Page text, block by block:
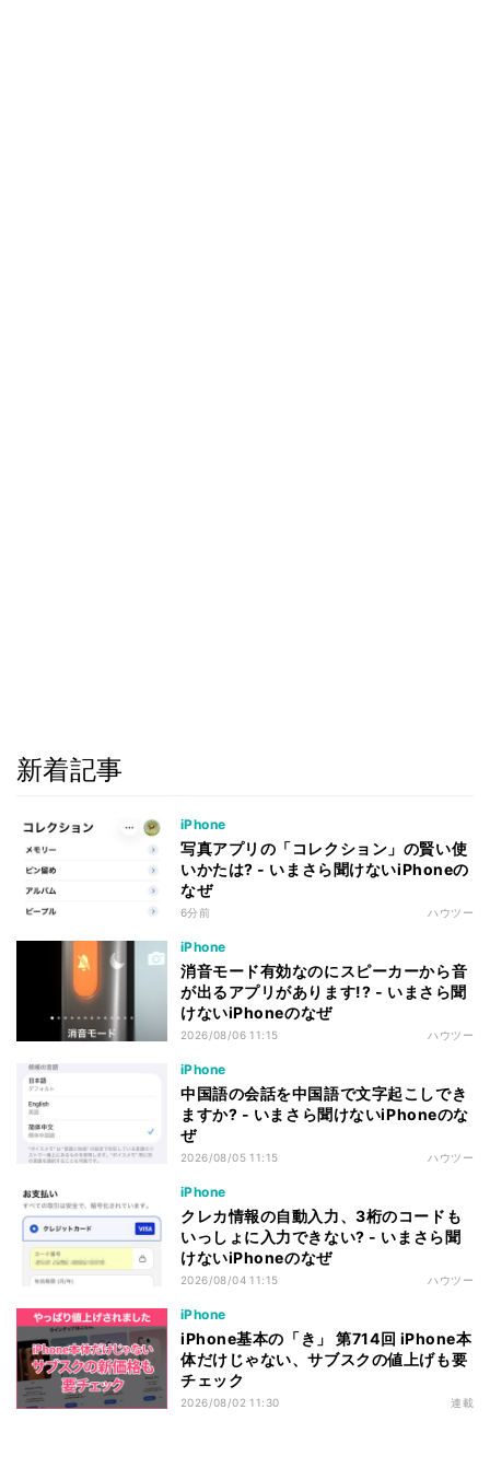
新着記事
iPhone
写真アプリの「コレクション」の賢い使
いかたは? - いまさら聞けないiPhoneの
なぜ
6分前 ハウツー
iPhone
消音モード有効なのにスピーカーから音
が出るアプリがあります!? - いまさら聞
けないiPhoneのなぜ
2026/08/06 11:15 ハウツー
iPhone
中国語の会話を中国語で文字起こしでき
ますか? - いまさら聞けないiPhoneのな
ぜ
2026/08/05 11:15 ハウツー
iPhone
クレカ情報の自動入力、3桁のコードも
いっしょに入力できない? - いまさら聞
けないiPhoneのなぜ
2026/08/04 11:15 ハウツー
iPhone
iPhone基本の「き」 第714回 iPhone本
体だけじゃない、サブスクの値上げも要
チェック
2026/08/02 11:30 連載